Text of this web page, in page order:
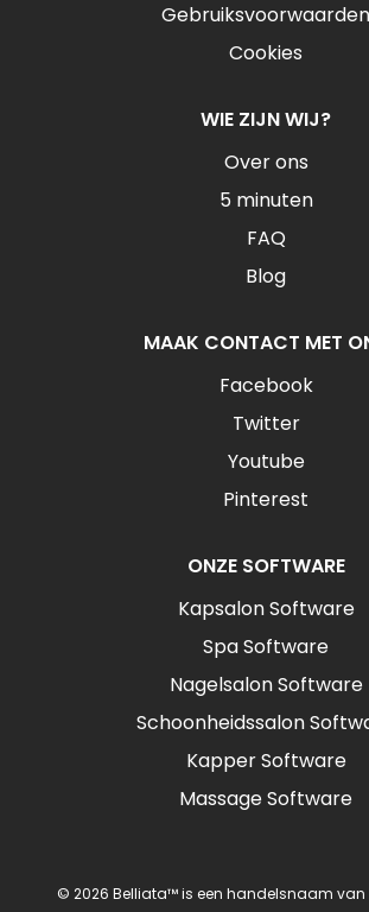
Gebruiksvoorwaarden
Cookies
WIE ZIJN WIJ?
Over ons
5 minuten
FAQ
Blog
MAAK CONTACT MET
Facebook
Twitter
Youtube
Pinterest
ONZE SOFTWARE
Kapsalon Software
Spa Software
Nagelsalon Software
Schoonheidssalon
Kapper Software
Massage Software
© 2026 Belliata™ is een handelsnaam van